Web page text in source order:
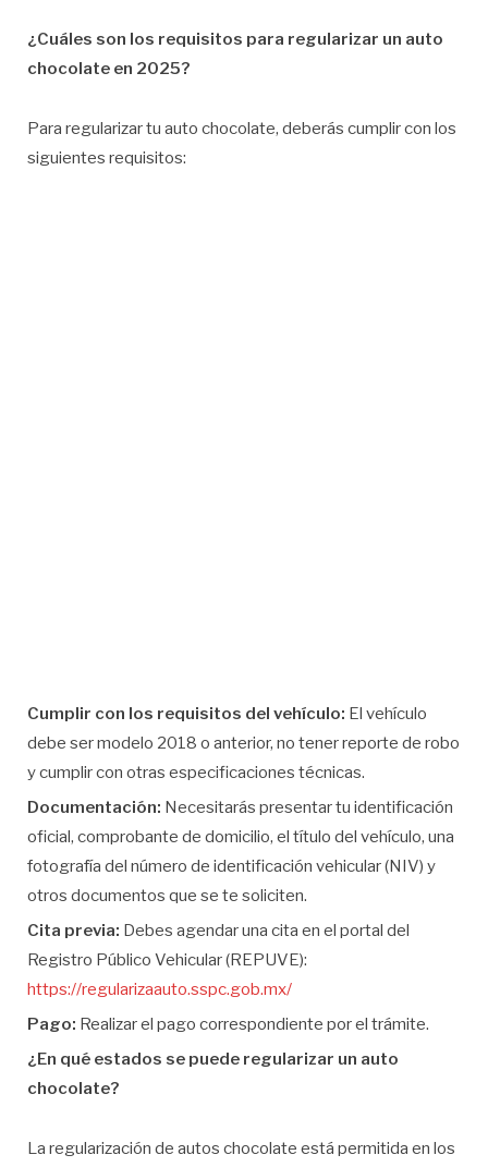
¿Cuáles son los requisitos para regularizar un auto
chocolate en 2025?
Para regularizar tu auto chocolate, deberás cumplir con los
siguientes requisitos:
Cumplir con los requisitos del vehículo: El vehículo
debe ser modelo 2018 o anterior, no tener reporte de robo
y cumplir con otras especificaciones técnicas.
Documentación: Necesitarás presentar tu identificación
oficial, comprobante de domicilio, el título del vehículo, una
fotografía del número de identificación vehicular (NIV) y
otros documentos que se te soliciten.
Cita previa: Debes agendar una cita en el portal del
Registro Público Vehicular (REPUVE):
https://regularizaauto.sspc.gob.mx/
Pago: Realizar el pago correspondiente por el trámite.
¿En qué estados se puede regularizar un auto
chocolate?
La regularización de autos chocolate está permitida en los